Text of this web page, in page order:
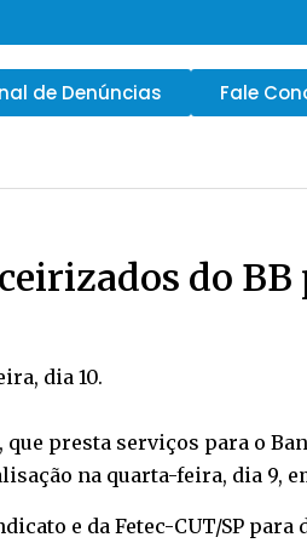
de Denúncias Fale
do
dia 10.
presta serviços para o
na quarta-feira, dia 9,
e da Fetec-CUT/SP